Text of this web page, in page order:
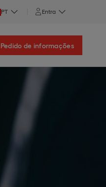
PT Entra
Pedido de informações